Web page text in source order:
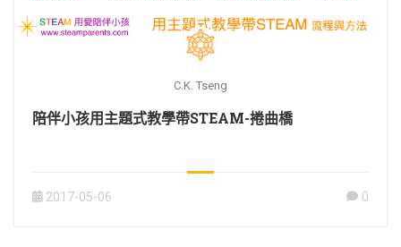
C.K. Tseng
陪伴小孩用主題式教學帶STEAM-捲曲橋
2017-05-06 0